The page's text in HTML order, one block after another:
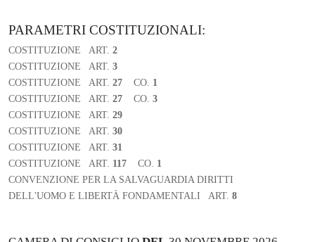
PARAMETRI COSTITUZIONALI:
COSTITUZIONE ART. 2
COSTITUZIONE ART. 3
COSTITUZIONE ART. 27 CO. 1
COSTITUZIONE ART. 27 CO. 3
COSTITUZIONE ART. 29
COSTITUZIONE ART. 30
COSTITUZIONE ART. 31
COSTITUZIONE ART. 117 CO. 1
CONVENZIONE PER LA SALVAGUARDIA DIRITTI
DELL'UOMO E LIBERTÀ FONDAMENTALI ART. 8